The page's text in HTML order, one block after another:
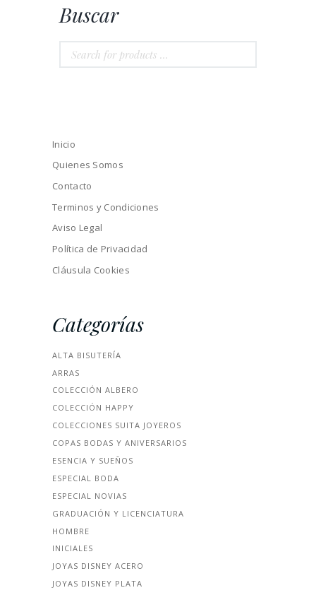
Buscar
Inicio
Quienes Somos
Contacto
Terminos y Condiciones
Aviso Legal
Política de Privacidad
Cláusula Cookies
Categorías
ALTA BISUTERÍA
ARRAS
COLECCIÓN ALBERO
COLECCIÓN HAPPY
COLECCIONES SUITA JOYEROS
COPAS BODAS Y ANIVERSARIOS
ESENCIA Y SUEÑOS
ESPECIAL BODA
ESPECIAL NOVIAS
GRADUACIÓN Y LICENCIATURA
HOMBRE
INICIALES
JOYAS DISNEY ACERO
JOYAS DISNEY PLATA